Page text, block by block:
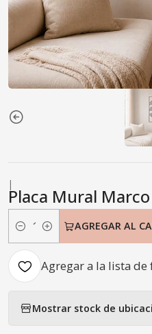
|
Placa Mural
Cantidad
AGREGAR AL
Agregar a la lista de
Mostrar stock de